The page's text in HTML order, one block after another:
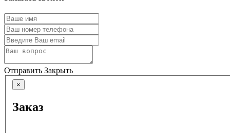
Отправить Закрыть
×
Заказ